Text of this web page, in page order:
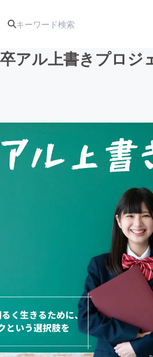
アート・写真
まちづくり・地域活性化
卒アル上書きプロ